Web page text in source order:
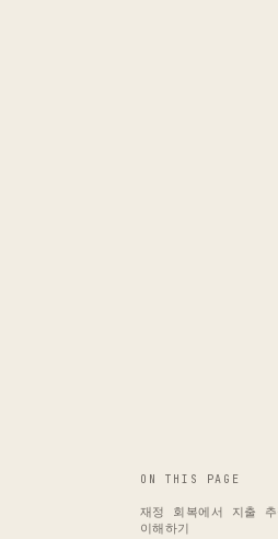
ON THIS PAGE
재정 회복에서 지출 추
이해하기